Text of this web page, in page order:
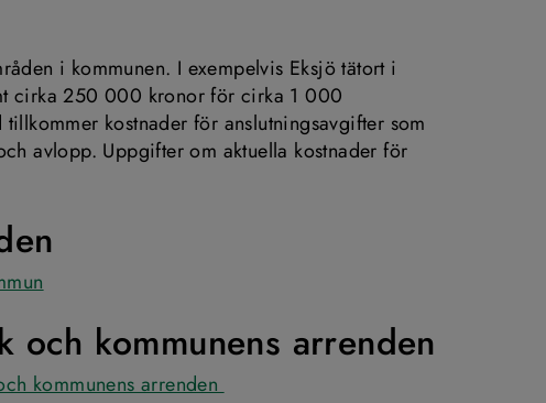
i kommunen. I exempelvis Eksjö tätort i
cirka 250 000 kronor för cirka 1 000
kostnader för anslutningsavgifter som
avlopp. Uppgifter om aktuella kostnader för
till annan webbplats, öppnas i nytt fönster.
och kommunens arrenden
kommunens arrenden